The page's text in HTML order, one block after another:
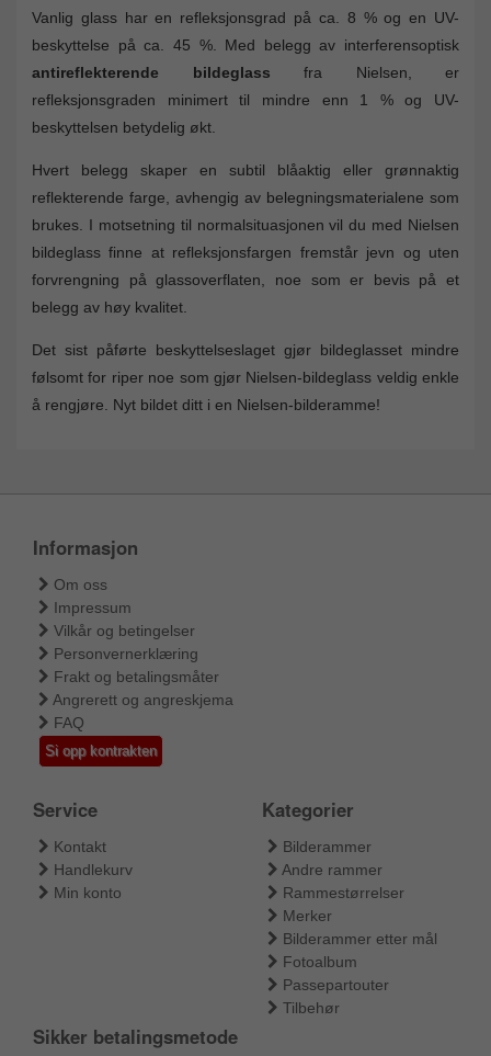
Vanlig glass har en refleksjonsgrad på ca. 8 % og en UV-
beskyttelse på ca. 45 %. Med belegg av interferensoptisk
antireflekterende bildeglass fra Nielsen, er
refleksjonsgraden minimert til mindre enn 1 % og UV-
beskyttelsen betydelig økt.
Hvert belegg skaper en subtil blåaktig eller grønnaktig
reflekterende farge, avhengig av belegningsmaterialene som
brukes. I motsetning til normalsituasjonen vil du med Nielsen
bildeglass finne at refleksjonsfargen fremstår jevn og uten
forvrengning på glassoverflaten, noe som er bevis på et
belegg av høy kvalitet.
Det sist påførte beskyttelseslaget gjør bildeglasset mindre
følsomt for riper noe som gjør Nielsen-bildeglass veldig enkle
å rengjøre. Nyt bildet ditt i en Nielsen-bilderamme!
Informasjon
Om oss
Impressum
Vilkår og betingelser
Personvernerklæring
Frakt og betalingsmåter
Angrerett og angreskjema
FAQ
Si opp kontrakten
Service
Kontakt
Handlekurv
Min konto
Kategorier
Bilderammer
Andre rammer
Rammestørrelser
Merker
Bilderammer etter mål
Fotoalbum
Passepartouter
Tilbehør
Sikker betalingsmetode